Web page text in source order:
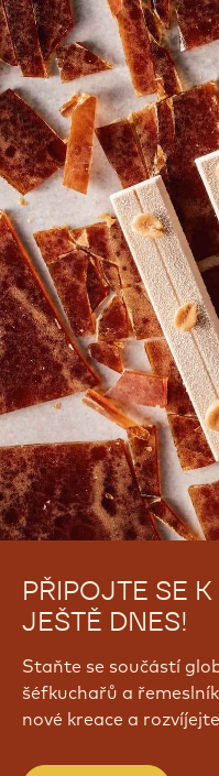
PŘIPOJTE SE
JEŠTĚ DNES!
Staňte se součástí
šéfkuchařů a
nové kreace a